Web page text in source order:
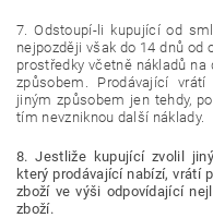
7. Odstoupí-li kupující od
nejpozději však do 14 dnů od
prostředky včetně nákladů
způsobem. Prodávající
jiným způsobem jen tehdy,
tím nevzniknou další náklady.
8. Jestliže kupující zvolil
který prodávající nabízí, vrátí
zboží ve výši odpovídající
zboží.